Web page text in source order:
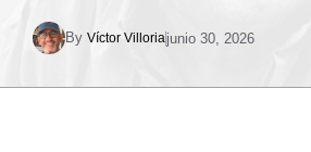
By Víctor Villoriajunio 30, 2026